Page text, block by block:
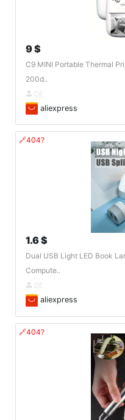
9 $
C9 MINI Portable Thermal
200d..
DE
aliexpress
🔗404?
1.6 $
Dual USB Light LED Book
Compute..
DE
aliexpress
🔗404?